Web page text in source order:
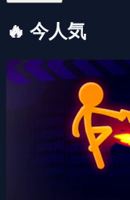
🔥 今人気